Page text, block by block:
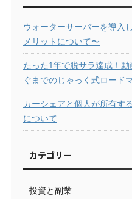
ウォーターサーバーを導入
メリットについて〜
たった1年で脱サラ達成！
ぐまでのじゃっく式ロード
カーシェアと個人が所有す
について
カテゴリー
投資と副業